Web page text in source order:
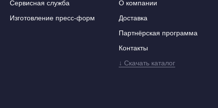
Сервисная служба
Изготовление пресс-форм
О компании
Доставка
Партнёрская программа
Контакты
↓ Скачать каталог